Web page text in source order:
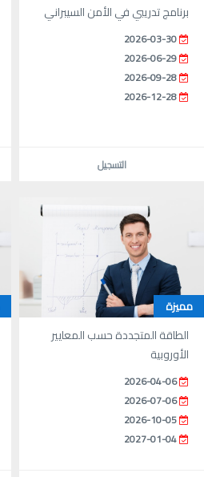
برنامج تدريبي في الأمن السيبراني
2026-03-30
2026-06-29
2026-09-28
2026-12-28
التسجيل
مميزة
الطاقة المتجددة حسب المعايير
الأوروبية
2026-04-06
2026-07-06
2026-10-05
2027-01-04